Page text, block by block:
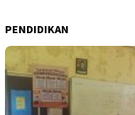
PENDIDIKAN